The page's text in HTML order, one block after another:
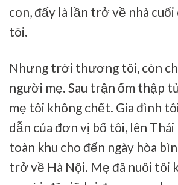
con, đấy là lần trở về nhà cuối
tôi.
Nhưng trời thương tôi, còn
người mẹ. Sau trận ốm thập
mẹ tôi không chết. Gia đình
dẫn của đơn vị bố tôi, lên Thái
toàn khu cho đến ngày hòa
trở về Hà Nội. Mẹ đã nuôi tôi